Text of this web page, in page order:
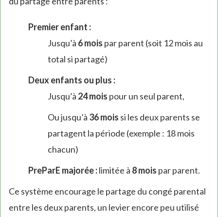
Premier enfant :
Jusqu’à 6 mois par parent (soit 12 mois au
total si partagé)
Deux enfants ou plus :
Jusqu’à 24 mois pour un seul parent,
Ou jusqu’à 36 mois si les deux parents se
partagent la période (exemple : 18 mois
chacun)
PreParE majorée :limitée à 8 mois par parent.
Ce système encourage le partage du congé parental
entre les deux parents, un levier encore peu utilisé